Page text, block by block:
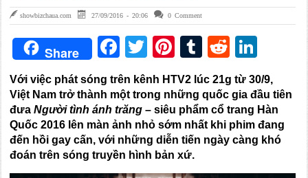
showbizchaua.com 27/09/2016 - 20:06 0 Comment
Share Facebook
TwitterPinterest
TumblrReddit
Với việc phát sóng trên kênh HTV2 lúc 21g từ 30/9,
Việt Nam trở thành một trong những quốc gia đầu tiên
đưaNgười tình ánh trăng – siêu phẩm cổ trang Hàn
Quốc 2016 lên màn ảnh nhỏ sớm nhất khi phim đang
đến hồi gay cấn, với những diễn tiến ngày càng khó
đoán trên sóng truyền hình bản xứ.